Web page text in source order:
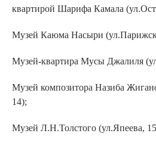
квартирой Шарифа Камала
Музей Каюма Насыри
Музей-квартира Мусы Джалиля
Музей композитора Назиба
14);
Музей Л.Н.Толстого (ул.Япеева,